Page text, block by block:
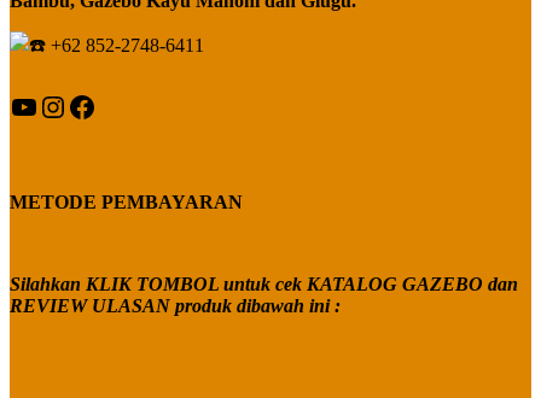
+62 852-2748-6411
YouTube
Instagram
Facebook
METODE PEMBAYARAN
Silahkan KLIK TOMBOL untuk cek KATALOG GAZEBO dan
REVIEW ULASAN produk dibawah ini :